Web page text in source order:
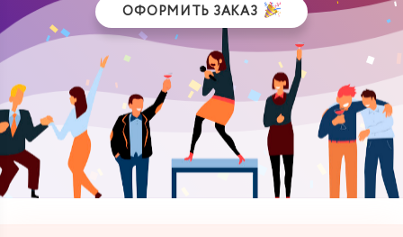
ОФОРМИТЬ ЗАКАЗ